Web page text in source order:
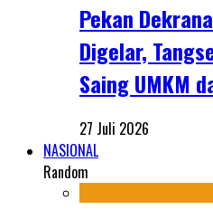
Pekan
Digelar,
Saing UMKM
27 Juli 2026
NASIONAL
Random